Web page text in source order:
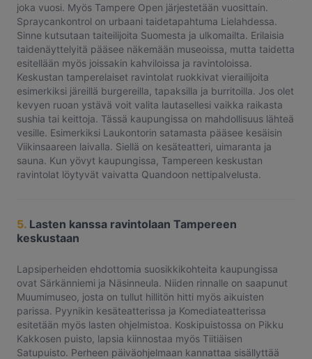
joka vuosi. Myös Tampere Open järjestetään vuosittain.
Spraycankontrol on urbaani taidetapahtuma Lielahdessa.
Sinne kutsutaan taiteilijoita Suomesta ja ulkomailta. Erilaisia
taidenäyttelyitä pääsee näkemään museoissa, mutta taidetta
esitellään myös joissakin kahviloissa ja ravintoloissa.
Keskustan tamperelaiset ravintolat ruokkivat vierailijoita
esimerkiksi järeillä burgereilla, tapaksilla ja burritoilla. Jos olet
kevyen ruoan ystävä voit valita lautasellesi vaikka raikasta
sushia tai keittoja. Tässä kaupungissa on mahdollisuus lähteä
vesille. Esimerkiksi Laukontorin satamasta pääsee kesäisin
Viikinsaareen laivalla. Siellä on kesäteatteri, uimaranta ja
sauna. Kun yövyt kaupungissa, Tampereen keskustan
ravintolat löytyvät vaivatta Quandoon nettipalvelusta.
5. Lasten kanssa ravintolaan Tampereen
keskustaan
Lapsiperheiden ehdottomia suosikkikohteita kaupungissa
ovat Särkänniemi ja Näsinneula. Niiden rinnalle on saapunut
Muumimuseo, josta on tullut hillitön hitti myös aikuisten
parissa. Pyynikin kesäteatterissa ja Komediateatterissa
esitetään myös lasten ohjelmistoa. Koskipuistossa on Pikku
Kakkosen puisto, lapsia kiinnostaa myös Tiitiäisen
Satupuisto. Perheen päiväohjelmaan kannattaa sisällyttää